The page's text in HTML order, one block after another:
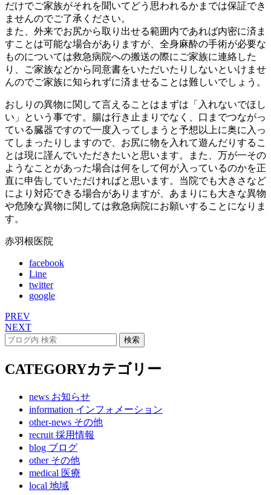
だけでご家族がそれを聞いてどう思われるかまでは保証でき
ませんのでご了承ください。
また、外来でお尻から取り出せる範囲内であれば内密に済ま
すことは可能な場合がありますが、全身麻酔の手術が必要な
ものについては救急病院への搬送の際にご家族に連絡した
り、ご家族などから同意書をいただいたりしないといけませ
んのでご家族に知られずに済ませることは難しいでしょう。
おしりの異物に関して言えることはまずは「入れないでほし
い」という事です。腸は行き止まりでなく、口までつながっ
ている臓器ですので一度入ってしまうと予想以上に奥に入っ
てしまったりしますので、お尻に物を入れて遊んだりするこ
とは現に謹んでいただきたいと思います。また、万が一その
ようなことがあった場合は何をして何が入っているのかを正
直に申告していただければと思います。当院でも大きさなど
により対応できる場合がありますが、あまりにも大きな異物
や危険な異物に関しては救急病院にお願いすることになりま
す。
赤羽根医院
facebook
Line
twitter
google
PREV
NEXT
CATEGORYカテゴリー
news お知らせ
information インフォメーション
other-news その他
recruit 採用情報
blog ブログ
other その他
medical 医療
local 地域